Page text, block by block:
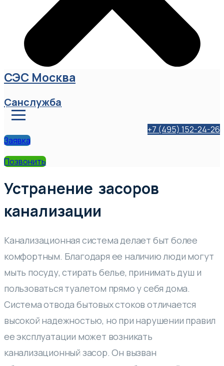
СЭС Москва
Санслужба
+7 (495) 152-24-26
Заявка
Позвонить
Устранение засоров
канализации
Канализационная система делает быт более
комфортным. Благодаря ее наличию люди могут
мыть посуду, стирать белье, принимать душ и
пользоваться туалетом прямо у себя дома.
Система отвода бытовых стоков отличается
высокой надежностью, но при нарушении правил
ее эксплуатации может возникать
канализационный засор. Он вызван